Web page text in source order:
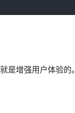
增强用户体验的。